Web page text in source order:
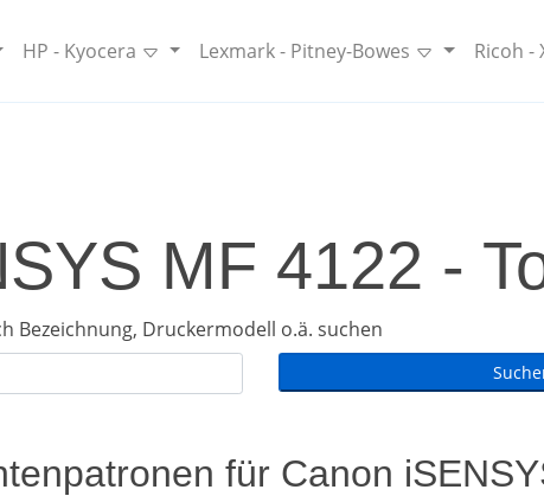
HP - Kyocera Lexmark - Pitney-Bowes Ricoh -
MF 4122 -
Bezeichnung, Druckermodell o.ä. suchen
für Canon